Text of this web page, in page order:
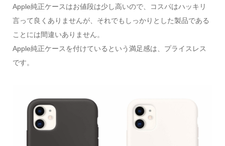
Apple純正ケースはお値段は少し高いので、コスパはハッキリ
言って良くありませんが、それでもしっかりとした製品である
ことには間違いありません。
Apple純正ケースを付けているという満足感は、プライスレス
です。